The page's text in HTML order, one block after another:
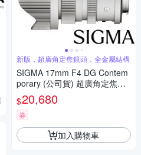
新版，超廣角定焦鏡頭，全金屬結構
SIGMA 17mm F4 DG Contem
porary (公司貨) 超廣角定焦鏡 i
系列 全片幅微單眼鏡頭
$20,680
券
加入購物車